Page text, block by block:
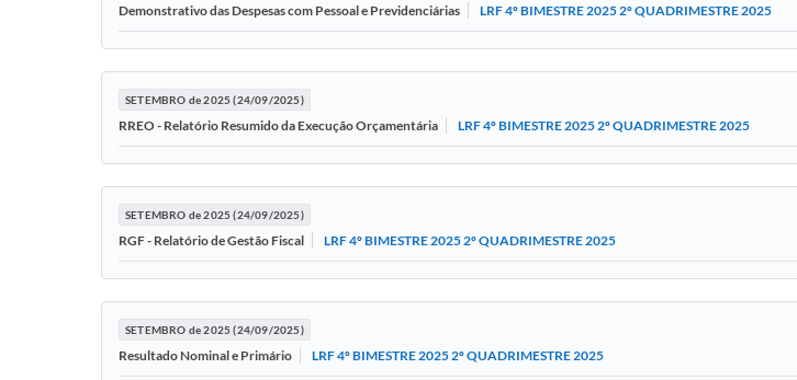
Demonstrativo das Despesas com Pessoal e Previdenciárias LRF 4º BIMESTRE 2025 2º QUADRIMESTRE 2025
SETEMBRO de 2025 (24/09/2025)
RREO - Relatório Resumido da Execução Orçamentária LRF 4º BIMESTRE 2025 2º QUADRIMESTRE 2025
SETEMBRO de 2025 (24/09/2025)
RGF - Relatório de Gestão Fiscal LRF 4º BIMESTRE 2025 2º QUADRIMESTRE 2025
SETEMBRO de 2025 (24/09/2025)
Resultado Nominal e Primário LRF 4º BIMESTRE 2025 2º QUADRIMESTRE 2025